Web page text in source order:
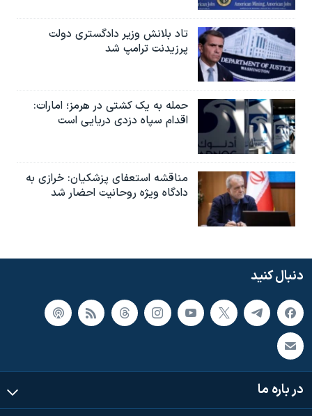
تاد بلانش وزیر دادگستری دولت
پرزیدنت ترامپ شد
حمله به یک کشتی در هرمز؛ امارات:
اقدام سپاه دزدی دریایی است
مناقشه استعفای پزشکیان: خرازی به
دادگاه ویژه روحانیت احضار شد
دنبال کنید
در باره ما